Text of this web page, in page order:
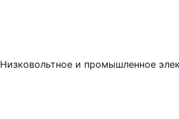
Низковольтное и промышленное